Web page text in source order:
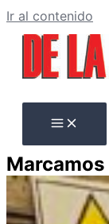
Ir al contenido